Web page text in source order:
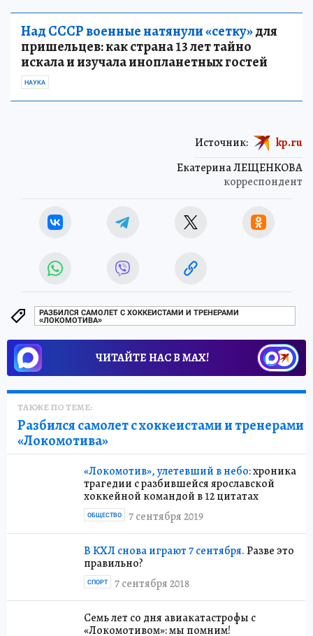
Над СССР военные натянули «сетку»для
пришельцев: как страна 13 лет тайно
искала и изучала инопланетных гостей
НАУКА
Екатерина ЛЕЩЕНКОВА
корреспондент
Источник: kp.ru
РАЗБИЛСЯ САМОЛЕТ С ХОККЕИСТАМИ И ТРЕНЕРАМИ
«ЛОКОМОТИВА»
ЧИТАЙТЕ НАС В МАХ!
ТАКЖЕ ПО ТЕМЕ:
Разбился самолет с хоккеистами и тренерами
«Локомотива»
«Локомотив», улетевший в небо:хроника
трагедии с разбившейся ярославской
хоккейной командой в 12 цитатах
7 сентября 2019
ОБЩЕСТВО
В КХЛ снова играют 7 сентября.Разве это
правильно?
7 сентября 2018
СПОРТ
Семь лет со дня авиакатастрофы с
«Локомотивом»: мы помним!